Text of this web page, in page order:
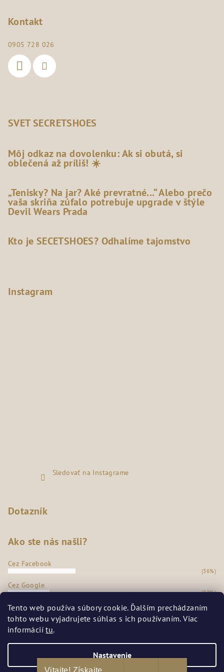
Tento web používa súbory cookie. Ďalším prechádzaním
tohto webu vyjadrujete súhlas s ich používaním. Viac
informáciítu.
Nastavenie
Kontakt
0905 728 026
SVET SECRETSHOES
Môj odkaz na dovolenku: Ak si obutá, si
oblečená až príliš! ☀️
„Tenisky? Na jar? Aké prevratné...“ Alebo prečo
vaša skriňa zúfalo potrebuje upgrade v štýle
Devil Wears Prada
Kto je SECETSHOES? Odhalíme tajomstvo
Instagram
Sledovať na Instagrame
Dotazník
Ako ste nás našli?
Cez Facebook
(36%)
Cez Google
(22%)
Z našej predajne
Odporúčanie známych
Vitajte! Získajte